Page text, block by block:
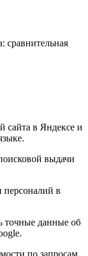
сайта в Яндексе и
выдачи
в
точные данные об
по запросам